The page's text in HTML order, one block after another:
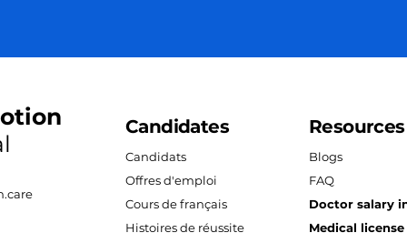
Candidates
Candidats
Offres d'emploi
Cours de français
Histoires de réussite
Resources
Blogs
FAQ
Doctor salary
Medical